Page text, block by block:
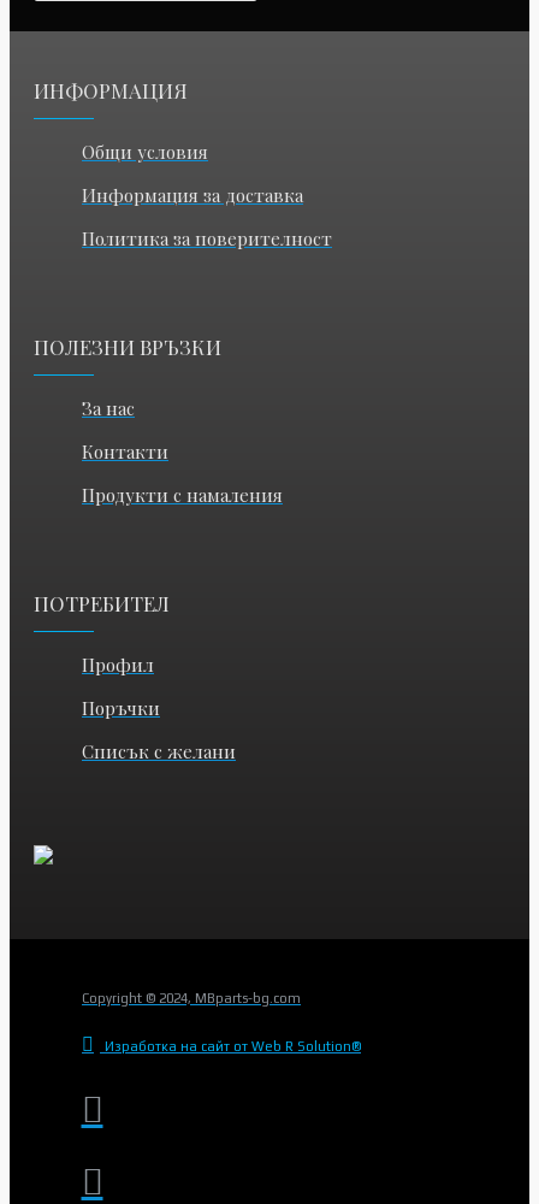
ИНФОРМАЦИЯ
Общи условия
Информация за доставка
Политика за поверителност
ПОЛЕЗНИ ВРЪЗКИ
За нас
Контакти
Продукти с намаления
ПОТРЕБИТЕЛ
Профил
Поръчки
Списък с желани
Copyright © 2024, MBparts-bg.com
Изработка на сайт от Web R Solution®